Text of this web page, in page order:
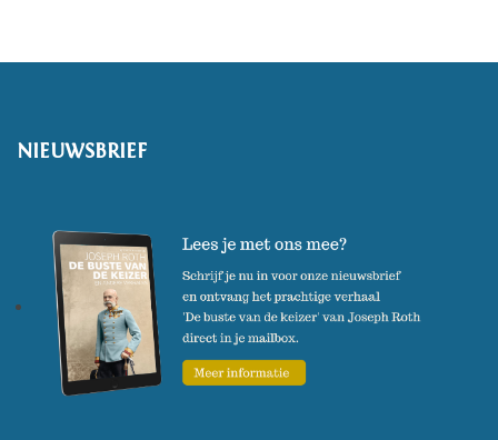
NIEUWSBRIEF